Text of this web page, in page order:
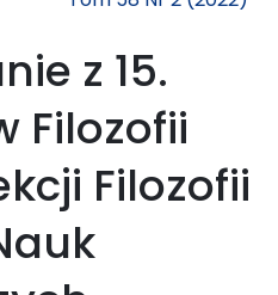
z 15.
Filozofii
Filozofii